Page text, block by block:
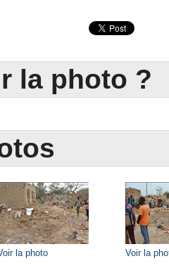
la photo ?
la photo Voir la